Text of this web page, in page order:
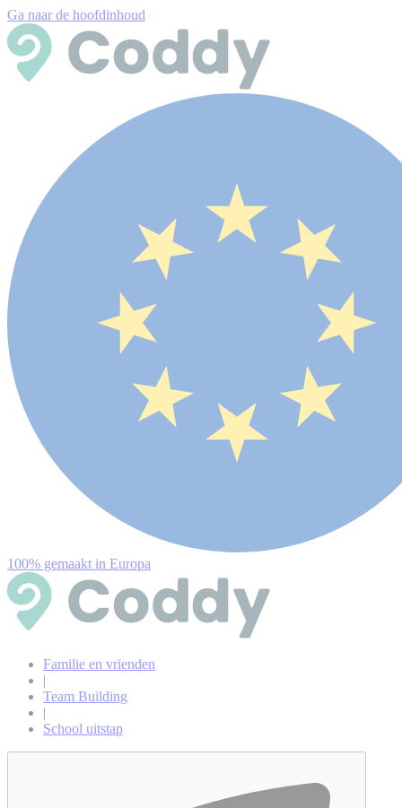
Ga naar de hoofdinhoud
100% gemaakt in Europa
Familie en vrienden
|
Team Building
|
School uitstap